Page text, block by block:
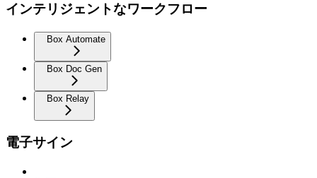
インテリジェントなワークフロー
Box Automate
Box Doc Gen
Box Relay
電子サイン